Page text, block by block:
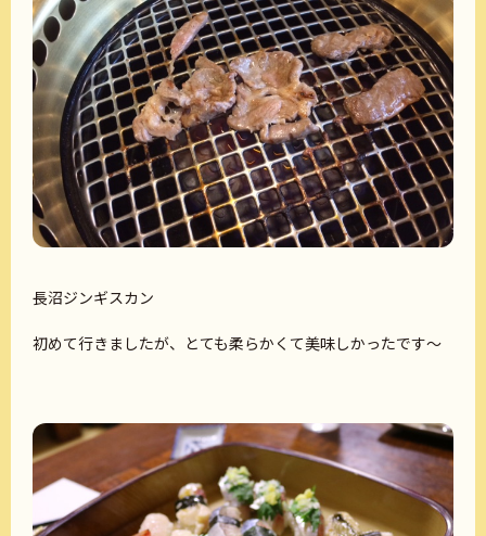
長沼ジンギスカン
初めて行きましたが、とても柔らかくて美味しかったです～